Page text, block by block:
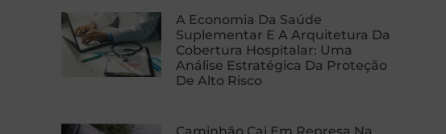
A Economia Da Saúde
Suplementar E A Arquitetura Da
Cobertura Hospitalar: Uma
Análise Estratégica Da Proteção
De Alto Risco